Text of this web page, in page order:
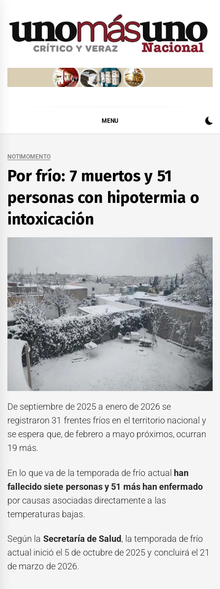
MENU
NOTIMOMENTO
Por frío: 7 muertos y 51
personas con hipotermia o
intoxicación
De septiembre de 2025 a enero de 2026 se
registraron 31 frentes fríos en el territorio nacional y
se espera que, de febrero a mayo próximos, ocurran
19 más.
En lo que va de la temporada de frío actual han
fallecido siete personas y 51 más han enfermado
por causas asociadas directamente a las
temperaturas bajas.
Según la Secretaría de Salud, la temporada de frío
actual inició el 5 de octubre de 2025 y concluirá el 21
de marzo de 2026.